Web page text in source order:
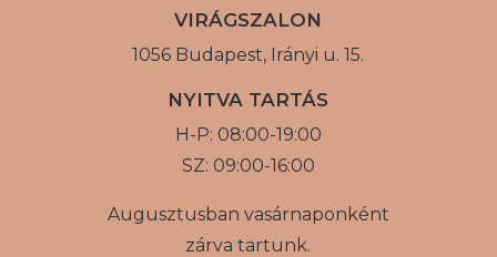
VIRÁGSZALON
1056 Budapest, Irányi u. 15.
NYITVA TARTÁS
H-P: 08:00-19:00
SZ: 09:00-16:00
Augusztusban vasárnaponként
zárva tartunk.